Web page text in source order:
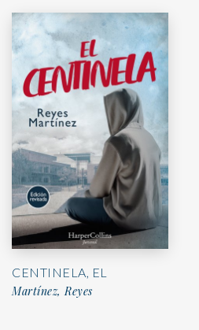
CENTINELA, EL
Martínez, Reyes